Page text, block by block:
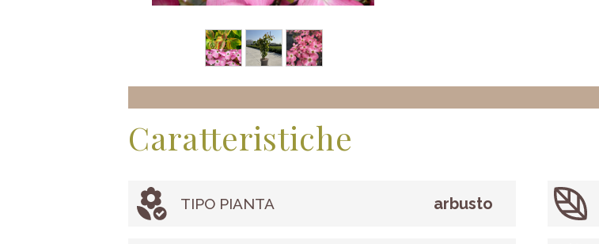
Caratteristiche
TIPO PIANTA arbusto